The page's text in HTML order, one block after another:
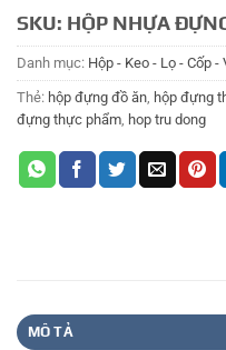
SKU: HỘP NHỰA
Danh mục: Hộp - Keo - Lọ - Cốp -
Thẻ: hộp đựng đồ ăn, hộp đựng
đựng thực phẩm, hop tru dong
MÔ TẢ